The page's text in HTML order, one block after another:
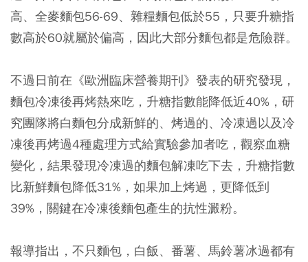
高、全麥麵包56-69、雜糧麵包低於55，只要升糖指
數高於60就屬於偏高，因此大部分麵包都是危險群。
不過日前在《歐洲臨床營養期刊》發表的研究發現，
麵包冷凍後再烤熱來吃，升糖指數能降低近40%，研
究團隊將白麵包分成新鮮的、烤過的、冷凍過以及冷
凍後再烤過4種處理方式給實驗參加者吃，觀察血糖
變化，結果發現冷凍過的麵包解凍吃下去，升糖指數
比新鮮麵包降低31%，如果加上烤過，更降低到
39%，關鍵在冷凍後麵包產生的抗性澱粉。
報導指出，不只麵包，白飯、番薯、馬鈴薯冰過都有